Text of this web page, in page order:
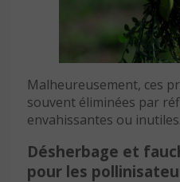
Malheureusement, ces
souvent éliminées par
envahissantes ou inutiles.
Désherbage et
pour les